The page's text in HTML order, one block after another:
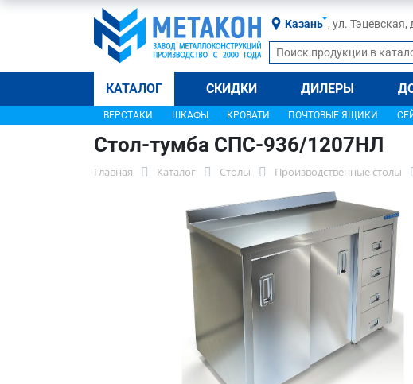
Казань , ул. Тэцевская,
КАТАЛОГ СКИДКИ ДИЛЕРЫ
ВЕРСТАКИ ШКАФЫ КРОВАТИ ПОЧТОВЫЕ ЯЩИКИ
Стол-тумба СПС-936/1207НЛ
Главная Каталог Столы Производственные столы